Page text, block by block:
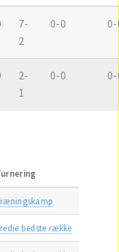
7-
2
0-0
2-
1
0-0
bedste række